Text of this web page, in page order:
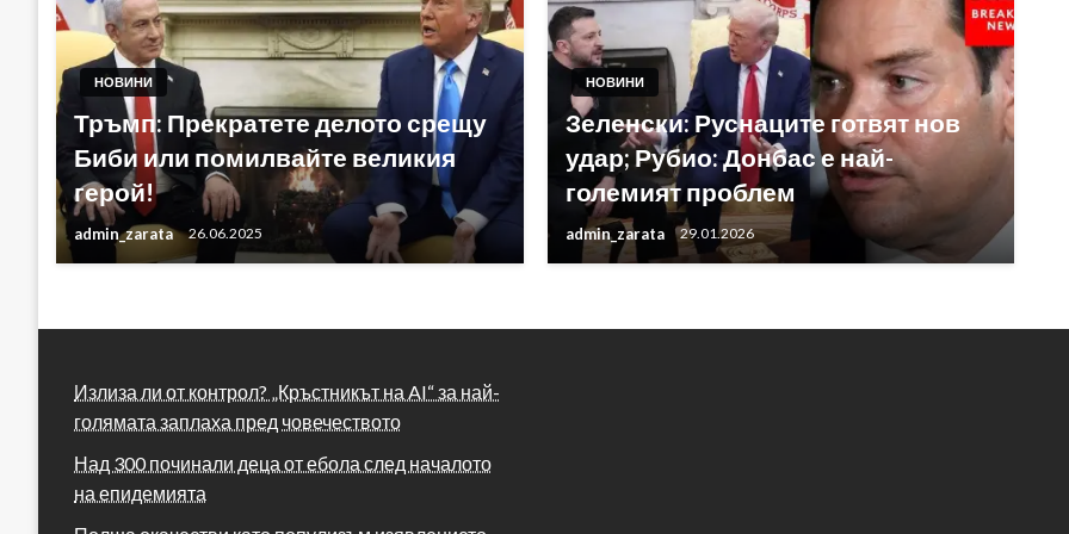
НОВИНИ
Тръмп: Прекратете делото срещу
Биби или помилвайте великия
герой!
admin_zarata 26.06.2025
НОВИНИ
Зеленски: Руснаците готвят нов
удар; Рубио: Донбас е най-
големият проблем
admin_zarata 29.01.2026
Излиза ли от контрол? „Кръстникът на AI“ за най-
голямата заплаха пред човечеството
Над 300 починали деца от ебола след началото
на епидемията